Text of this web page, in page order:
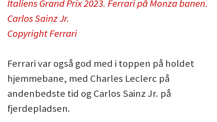
Italiens Grand Prix 2023. Ferrari på Monza banen.
Carlos Sainz Jr.
Copyright Ferrari
Ferrari var også god med i toppen på holdet
hjemmebane, med Charles Leclerc på
andenbedste tid og Carlos Sainz Jr. på
fjerdepladsen.